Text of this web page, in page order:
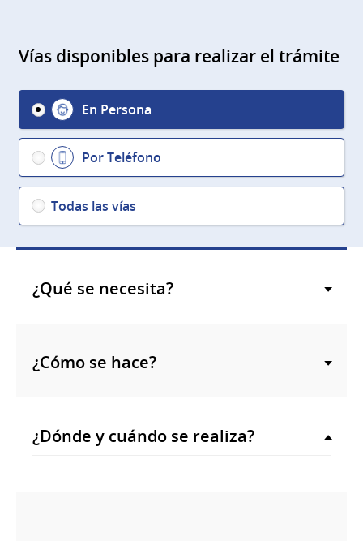
Vías disponibles para realizar el trámite
En Persona
Por Teléfono
Todas las vías
¿Qué se necesita?
¿Cómo se hace?
¿Dónde y cuándo se realiza?